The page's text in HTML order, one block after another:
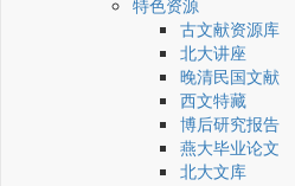
特色资源
古文献资源库
北大讲座
晚清民国文献
西文特藏
博后研究报告
燕大毕业论文
北大文库